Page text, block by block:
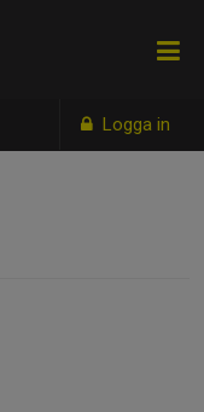
Logga in